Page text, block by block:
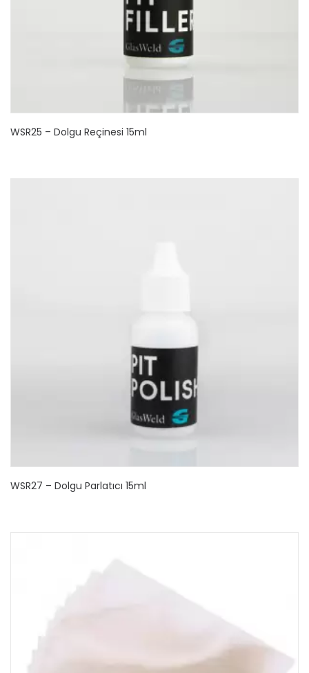
WSR25 – Dolgu Reçinesi 15ml
WSR27 – Dolgu Parlatıcı 15ml